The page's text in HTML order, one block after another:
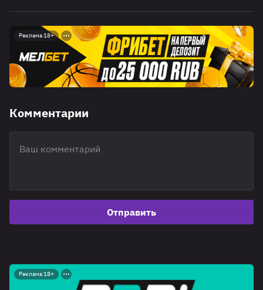
Реклама 18+
Комментарии
Отправить
Реклама 18+